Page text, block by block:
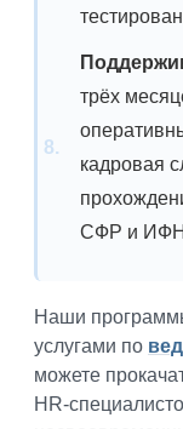
трёх
кадровая
СФР и
Наши
услугами по
можете
HR-